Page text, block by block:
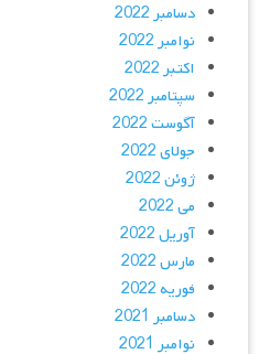
دسامبر 2022
نوامبر 2022
اکتبر 2022
سپتامبر 2022
آگوست 2022
جولای 2022
ژوئن 2022
می 2022
آوریل 2022
مارس 2022
فوریه 2022
دسامبر 2021
نوامبر 2021